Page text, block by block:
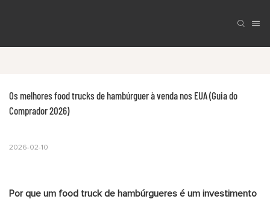
Os melhores food trucks de hambúrguer à venda nos EUA (Guia do
Comprador 2026)
2026-02-10
Por que um food truck de hambúrgueres é um investimento